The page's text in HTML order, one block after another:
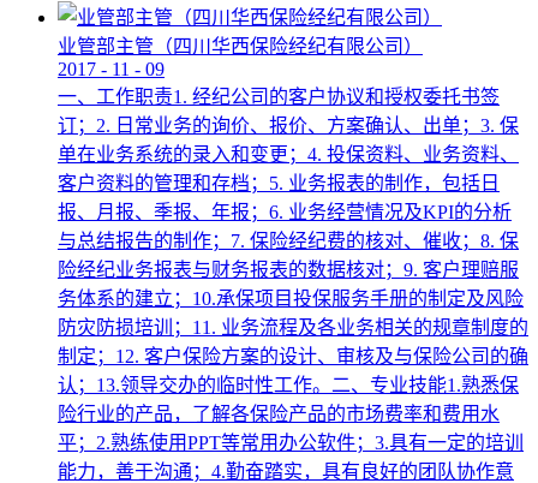
业管部主管（四川华西保险经纪有限公司）
2017 - 11 - 09
一、工作职责1. 经纪公司的客户协议和授权委托书签
订；2. 日常业务的询价、报价、方案确认、出单；3. 保
单在业务系统的录入和变更；4. 投保资料、业务资料、
客户资料的管理和存档；5. 业务报表的制作，包括日
报、月报、季报、年报；6. 业务经营情况及KPI的分析
与总结报告的制作；7. 保险经纪费的核对、催收；8. 保
险经纪业务报表与财务报表的数据核对；9. 客户理赔服
务体系的建立；10.承保项目投保服务手册的制定及风险
防灾防损培训；11. 业务流程及各业务相关的规章制度的
制定；12. 客户保险方案的设计、审核及与保险公司的确
认；13.领导交办的临时性工作。二、专业技能1.熟悉保
险行业的产品，了解各保险产品的市场费率和费用水
平；2.熟练使用PPT等常用办公软件；3.具有一定的培训
能力，善于沟通；4.勤奋踏实，具有良好的团队协作意